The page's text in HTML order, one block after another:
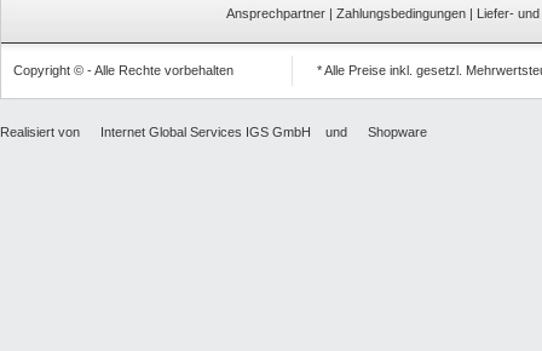
Ansprechpartner | Zahlungsbedingungen | Liefer-
Copyright © - Alle Rechte vorbehalten * Alle Preise inkl. gesetzl.
Realisiert von Internet Global Services IGS GmbH und Shopware